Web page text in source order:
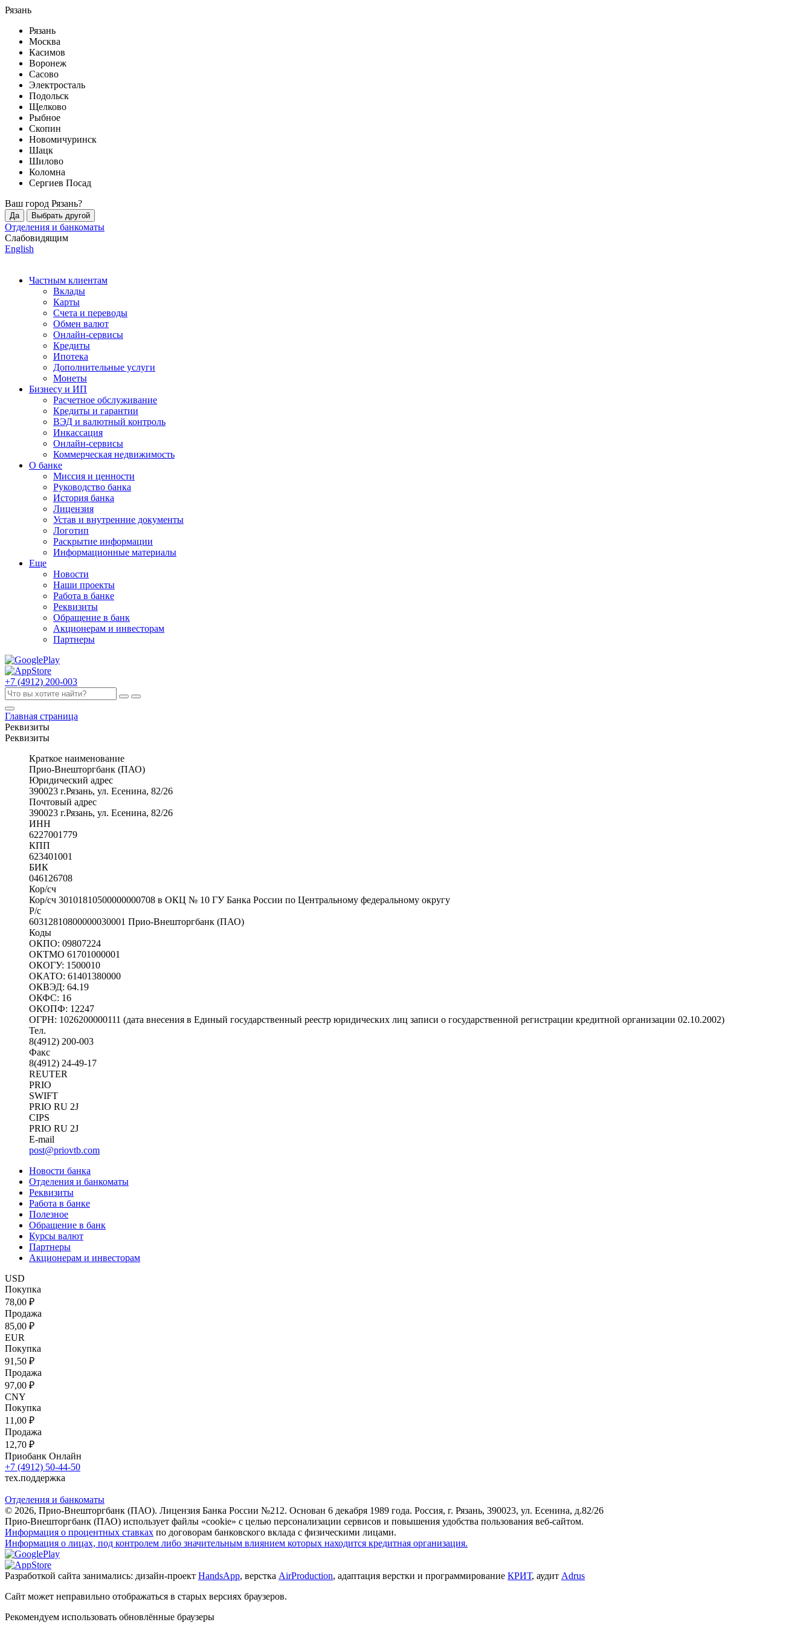
Рязань
Рязань
Москва
Касимов
Воронеж
Сасово
Электросталь
Подольск
Щелково
Рыбное
Скопин
Новомичуринск
Шацк
Шилово
Коломна
Сергиев Посад
Ваш город Рязань?
Да Выбрать другой
Отделения и банкоматы
Слабовидящим
English
Частным клиентам
Вклады
Карты
Счета и переводы
Обмен валют
Онлайн-сервисы
Кредиты
Ипотека
Дополнительные услуги
Монеты
Бизнесу и ИП
Расчетное обслуживание
Кредиты и гарантии
ВЭД и валютный контроль
Инкассация
Онлайн-сервисы
Коммерческая недвижимость
О банке
Миссия и ценности
Руководство банка
История банка
Лицензия
Устав и внутренние документы
Логотип
Раскрытие информации
Информационные материалы
Еще
Новости
Наши проекты
Работа в банке
Реквизиты
Обращение в банк
Акционерам и инвесторам
Партнеры
+7 (4912) 200-003
Главная страница
Реквизиты
Реквизиты
Краткое наименование
Прио-Внешторгбанк (ПАО)
Юридический адрес
390023 г.Рязань, ул. Есенина, 82/26
Почтовый адрес
390023 г.Рязань, ул. Есенина, 82/26
ИНН
6227001779
КПП
623401001
БИК
046126708
Кор/сч
Кор/сч 30101810500000000708 в ОКЦ № 10 ГУ Банка России по Центральному федеральному округу
Р/с
60312810800000030001 Прио-Внешторгбанк (ПАО)
Коды
ОКПО: 09807224
ОКТМО 61701000001
ОКОГУ: 1500010
ОКАТО: 61401380000
ОКВЭД: 64.19
ОКФС: 16
ОКОПФ: 12247
ОГРН: 1026200000111 (дата внесения в Единый государственный реестр юридических лиц записи о государственной регистрации кредитной организации 02.10.2002)
Тел.
8(4912) 200-003
Факс
8(4912) 24-49-17
REUTER
PRIO
SWIFT
PRIO RU 2J
CIPS
PRIO RU 2J
E-mail
post@priovtb.com
Новости банка
Отделения и банкоматы
Реквизиты
Работа в банке
Полезное
Обращение в банк
Курсы валют
Партнеры
Акционерам и инвесторам
USD
Покупка
78,00 ₽
Продажа
85,00 ₽
EUR
Покупка
91,50 ₽
Продажа
97,00 ₽
CNY
Покупка
11,00 ₽
Продажа
12,70 ₽
Приобанк Онлайн
+7 (4912) 50-44-50
тех.поддержка
Отделения и банкоматы
© 2026, Прио-Внешторгбанк (ПАО). Лицензия Банка России №212. Основан 6 декабря 1989 года. Россия, г. Рязань, 390023, ул. Есенина, д.82/26
Прио-Внешторгбанк (ПАО) использует файлы «cookie» с целью персонализации сервисов и повышения удобства пользования веб-сайтом.
Информация о процентных ставках по договорам банковского вклада с физическими лицами.
Информация о лицах, под контролем либо значительным влиянием которых находится кредитная организация.
Разработкой сайта занимались: дизайн-проект HandsApp, верстка AirProduction, адаптация верстки и программирование КРИТ, аудит Adrus
Сайт может неправильно отображаться в старых версиях браузеров.
Рекомендуем использовать обновлённые браузеры